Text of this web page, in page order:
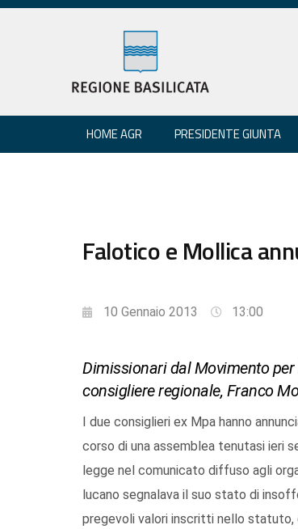
HOME AGR PRESIDENTE GIUNTA
Falotico e Mollica
10 Gennaio 2013 13:00
Dimissionari dal Movimento
consigliere regionale, Franco
I due consiglieri ex Mpa hanno
corso di una assemblea tenutasi ieri
legge nel comunicato diffuso agli
lucano segnalava il suo stato di
pregevoli valori inscritti nello statuto,